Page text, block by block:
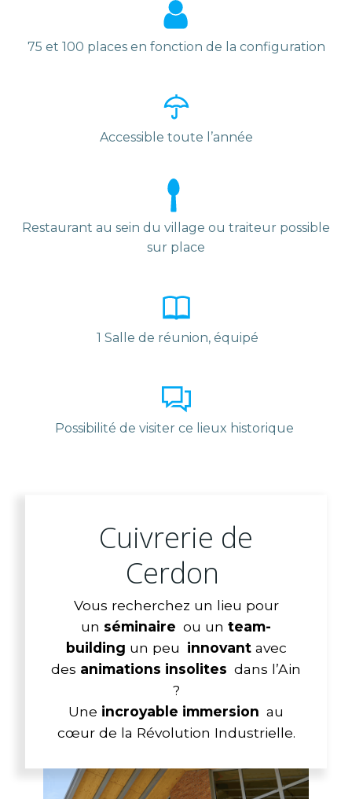
75 et 100 places en fonction de la configuration
Accessible toute l’année
Restaurant au sein du village ou traiteur possible
sur place
1 Salle de réunion, équipé
Possibilité de visiter ce lieux historique
Cuivrerie de
Cerdon
Vous recherchez un lieu pour
un séminaire ou un team-
building un peu innovant avec
des animations insolites dans l’Ain
?
Une incroyable immersion au
cœur de la Révolution Industrielle.